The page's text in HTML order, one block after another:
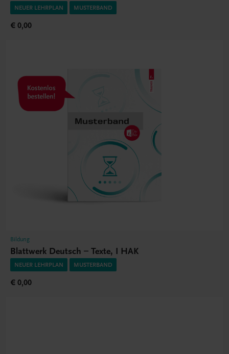
NEUER LEHRPLAN MUSTERBAND
€ 0,00
Bildung
Blattwerk Deutsch – Texte, I HAK
NEUER LEHRPLAN MUSTERBAND
€ 0,00